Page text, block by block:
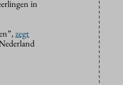
in
zegt